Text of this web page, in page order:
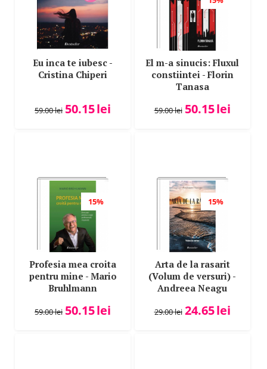
Eu inca te iubesc -
Cristina Chiperi
59.00lei 50.15lei
El m-a sinucis: Fluxul
constiintei - Florin
Tanasa
59.00lei 50.15lei
15%
Profesia mea croita
pentru mine - Mario
Bruhlmann
59.00lei 50.15lei
15%
Arta de la rasarit
(Volum de versuri) -
Andreea Neagu
29.00lei 24.65lei